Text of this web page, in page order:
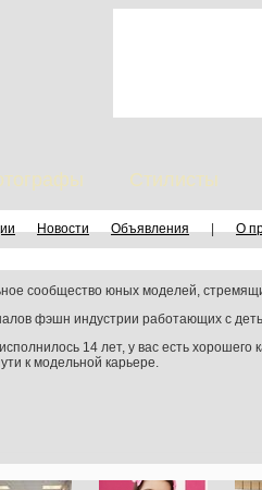
Стилисты
Новости Объявления | О
сообщество юных моделей,
фэшн индустрии работающих с
14 лет, у вас есть
к модельной карьере.